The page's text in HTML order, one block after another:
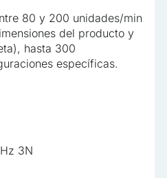
80 y 200 unidades/min
del producto y
hasta 300
específicas.
3N